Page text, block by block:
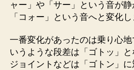
ャー」や「サー」という音が
「コォー」という音へと変化し
一番変化があったのは乗り心
いうような段差は「ゴトッ」
ジョイントなどは「ゴトン」